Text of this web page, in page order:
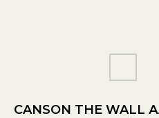
CANSON THE